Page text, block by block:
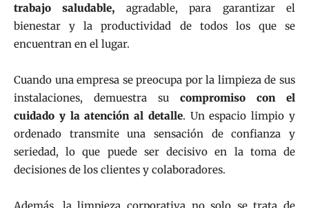
trabajo saludable, agradable, para garantizar el
bienestar y la productividad de todos los que se
encuentran en el lugar.
Cuando una empresa se preocupa por la limpieza de sus
instalaciones, demuestra su compromiso con el
cuidado y la atención al detalle. Un espacio limpio y
ordenado transmite una sensación de confianza y
seriedad, lo que puede ser decisivo en la toma de
decisiones de los clientes y colaboradores.